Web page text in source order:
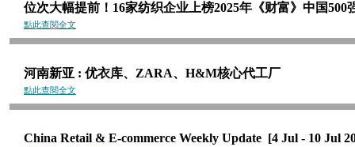
位次大幅提前！16家纺织企业上榜2025年《财富》中国500
點此查閱全文
河南新亚 : 优衣库、ZARA、H&M核心代工厂
點此查閱全文
China Retail & E-commerce Weekly Update [4 Jul - 10 Jul